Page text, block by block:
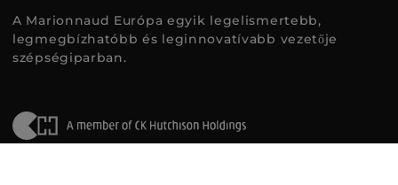
A Marionnaud Európa egyik legelismertebb,
legmegbízhatóbb és leginnovatívabb vezetője
szépségiparban.